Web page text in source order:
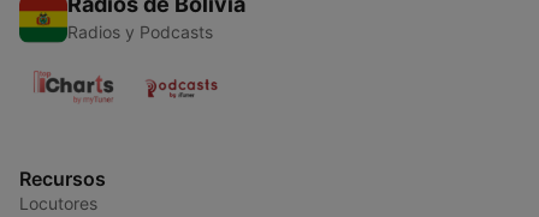
Radios y Podcasts
Recursos
Locutores